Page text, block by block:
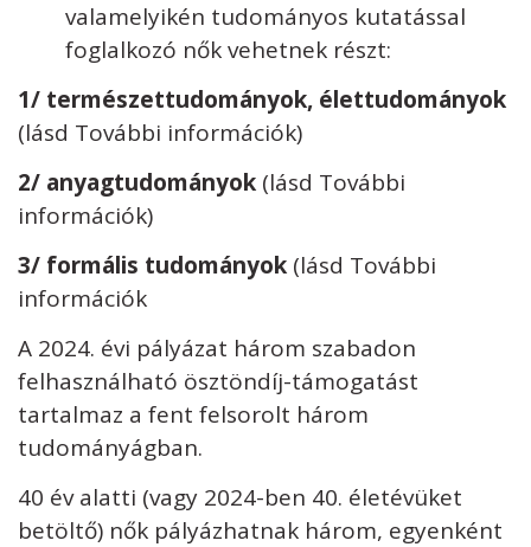
valamelyikén tudományos kutatással
foglalkozó nők vehetnek részt:
1/ természettudományok, élettudományok
(lásd További információk)
2/ anyagtudományok (lásd További
információk)
3/ formális tudományok (lásd További
információk
A 2024. évi pályázat három szabadon
felhasználható ösztöndíj-támogatást
tartalmaz a fent felsorolt három
tudományágban.
40 év alatti (vagy 2024-ben 40. életévüket
betöltő) nők pályázhatnak három, egyenként